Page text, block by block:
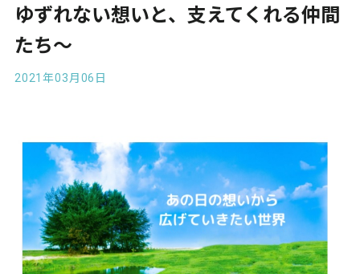
ゆずれない想いと、支えてくれる仲間
たち～
2021年03月06日